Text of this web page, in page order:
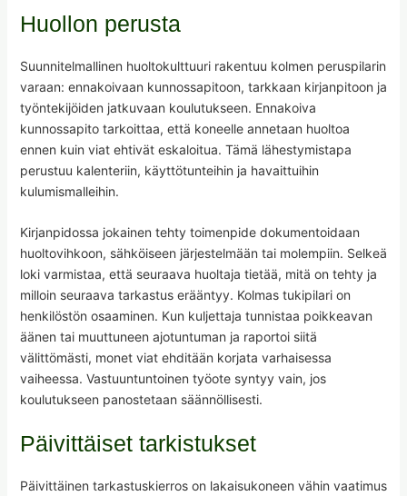
Huollon perusta
Suunnitelmallinen huoltokulttuuri rakentuu kolmen peruspilarin
varaan: ennakoivaan kunnossapitoon, tarkkaan kirjanpitoon ja
työntekijöiden jatkuvaan koulutukseen. Ennakoiva
kunnossapito tarkoittaa, että koneelle annetaan huoltoa
ennen kuin viat ehtivät eskaloitua. Tämä lähestymistapa
perustuu kalenteriin, käyttötunteihin ja havaittuihin
kulumismalleihin.
Kirjanpidossa jokainen tehty toimenpide dokumentoidaan
huoltovihkoon, sähköiseen järjestelmään tai molempiin. Selkeä
loki varmistaa, että seuraava huoltaja tietää, mitä on tehty ja
milloin seuraava tarkastus erääntyy. Kolmas tukipilari on
henkilöstön osaaminen. Kun kuljettaja tunnistaa poikkeavan
äänen tai muuttuneen ajotuntuman ja raportoi siitä
välittömästi, monet viat ehditään korjata varhaisessa
vaiheessa. Vastuuntuntoinen työote syntyy vain, jos
koulutukseen panostetaan säännöllisesti.
Päivittäiset tarkistukset
Päivittäinen tarkastuskierros on lakaisukoneen vähin vaatimus